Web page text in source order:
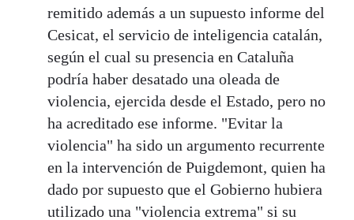
remitido además a un supuesto informe del
Cesicat, el servicio de inteligencia catalán,
según el cual su presencia en Cataluña
podría haber desatado una oleada de
violencia, ejercida desde el Estado, pero no
ha acreditado ese informe. "Evitar la
violencia" ha sido un argumento recurrente
en la intervención de Puigdemont, quien ha
dado por supuesto que el Gobierno hubiera
utilizado una "violencia extrema" si su